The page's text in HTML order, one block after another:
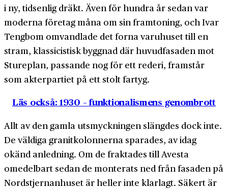
i ny, tidsenlig dräkt. Även för hundra år sedan var
moderna företag måna om sin framtoning, och Ivar
Tengbom omvandlade det forna varuhuset till en
stram, klassicistisk byggnad där huvudfasaden mot
Stureplan, passande nog för ett rederi, framstår
som akterpartiet på ett stolt fartyg.
Läs också: 1930 – funktionalismens genombrott
Allt av den gamla utsmyckningen slängdes dock inte.
De väldiga granitkolonnerna sparades, av idag
okänd anledning. Om de fraktades till Avesta
omedelbart sedan de monterats ned från fasaden på
Nordstjernanhuset är heller inte klarlagt. Säkert är